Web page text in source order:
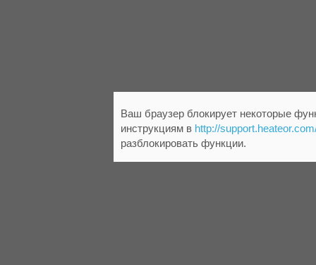
Ваш браузер блокирует некоторые
инструкциям в http://
разблокировать функции.